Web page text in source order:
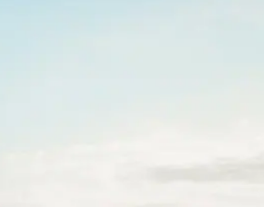
les parcourir ou en appuyant et en